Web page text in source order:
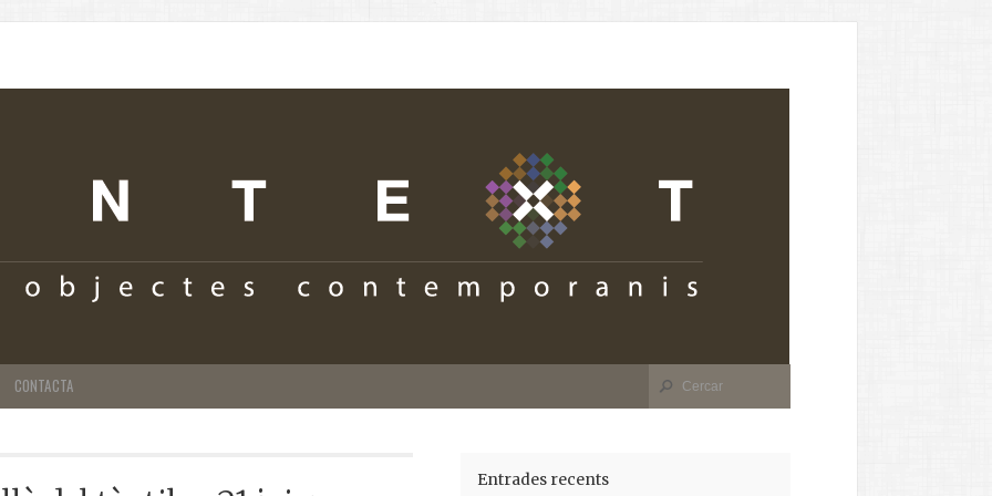
CONTACTA
Entrades recents